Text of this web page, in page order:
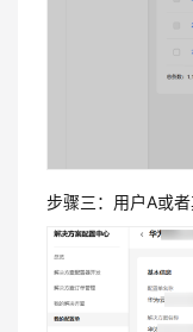
步骤三：用户A或